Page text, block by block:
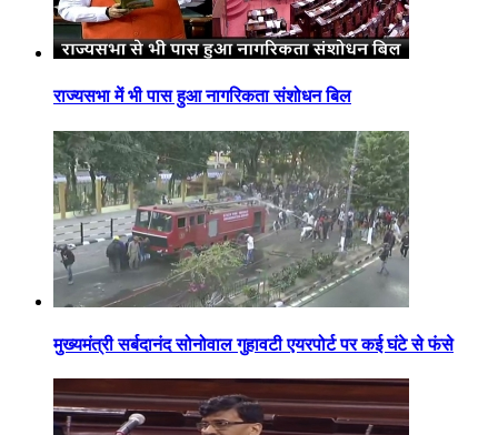
राज्यसभा में भी पास हुआ नागरिकता संशोधन बिल
मुख्यमंत्री सर्बदानंद सोनोवाल गुहावटी एयरपोर्ट पर कई घंटे से फंसे